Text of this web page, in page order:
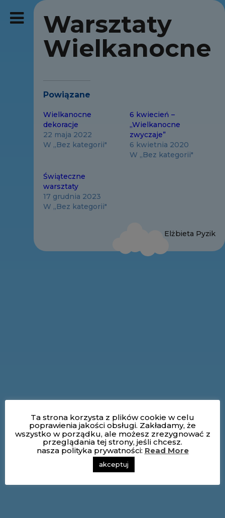
Warsztaty
Wielkanocne
Powiązane
Wielkanocne
dekoracje
22 maja 2022
W „Bez kategorii"
6 kwiecień –
„Wielkanocne
zwyczaje”
6 kwietnia 2020
W „Bez kategorii"
Świąteczne
warsztaty
17 grudnia 2023
W „Bez kategorii"
Elżbieta Pyzik
Ta strona korzysta z plików cookie w celu
poprawienia jakości obsługi. Zakładamy, że
wszystko w porządku, ale możesz zrezygnować z
przeglądania tej strony, jeśli chcesz.
nasza polityka prywatności: Read More
akceptuj